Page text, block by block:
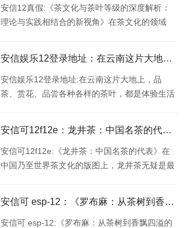
安信12真假:《茶文化与茶叶等级的深度解析：
理论与实践相结合的新视角》在茶文化的领域
艺术交融的过程
安信娱乐12登录地址：在云南这片大地上，品茶、赏花、品尝各种
安信娱乐12登录地址:在云南这片大地上，品
茶、赏花、品尝各种各样的茶叶，都是体验生活
安信可12f12e：龙井茶：中国名茶的代表——绿茶茶叶的世界
安信可12f12e:《龙井茶：中国名茶的代表》在
中国乃至世界茶文化的版图上，龙井茶无疑是最
安信可 esp-12：《罗布麻：从茶树到香飘四溢的秘境》
安信可 esp-12:《罗布麻：从茶树到香飘四溢的